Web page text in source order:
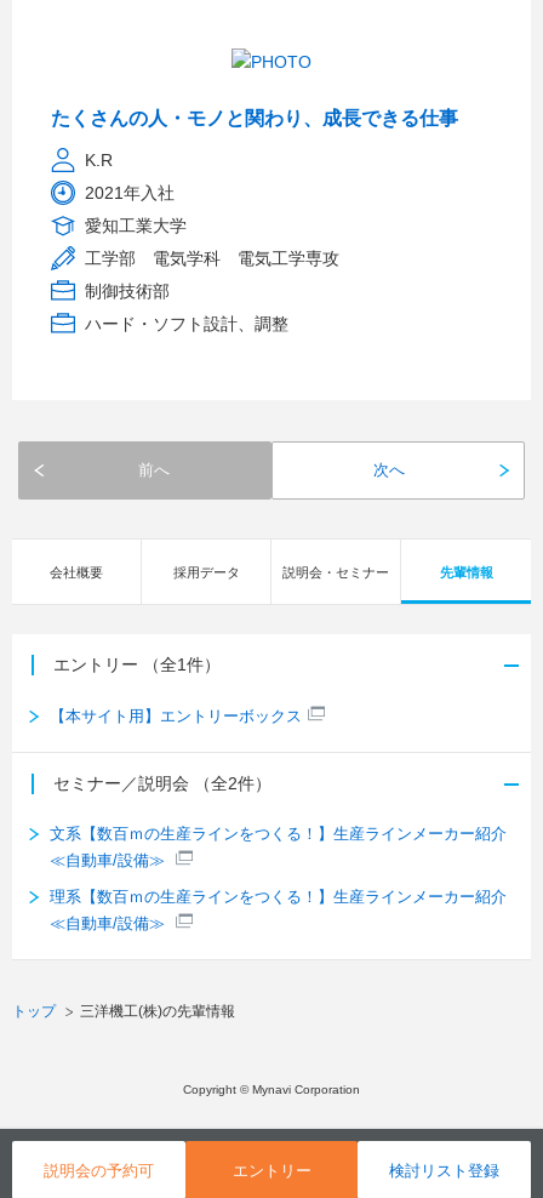
説明会の予約可 エントリー 検討リスト登録
たくさんの人・モノと関わり、成長できる仕事
K.R
2021年入社
愛知工業大学
工学部 電気学科 電気工学専攻
制御技術部
ハード・ソフト設計、調整
前へ 次へ
会社概要 採用データ 説明会・セミナー 先輩情報
エントリー （全1件）
【本サイト用】エントリーボックス
セミナー／説明会 （全2件）
文系【数百ｍの生産ラインをつくる！】生産ラインメーカー紹介
≪自動車/設備≫
理系【数百ｍの生産ラインをつくる！】生産ラインメーカー紹介
≪自動車/設備≫
トップ 三洋機工(株)の先輩情報
Copyright © Mynavi Corporation